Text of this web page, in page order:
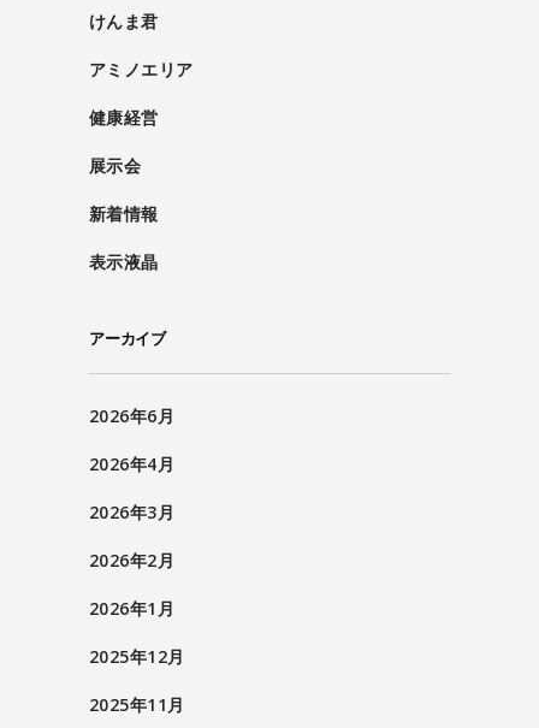
けんま君
アミノエリア
健康経営
展示会
新着情報
表示液晶
アーカイブ
2026年6月
2026年4月
2026年3月
2026年2月
2026年1月
2025年12月
2025年11月